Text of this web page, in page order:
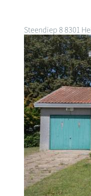
Steendiep 8 8301